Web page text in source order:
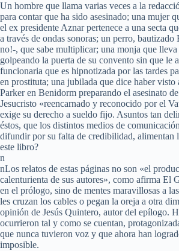
Un hombre que llama varias veces a la
para contar que ha sido asesinado; una mujer
el ex presidente Aznar pertenece a una secta
a través de ondas sonoras; un perro, bautizado
no!-, que sabe multiplicar; una monja que lleva
golpeando la puerta de su convento sin que le
funcionaria que es hipnotizada por las tardes
en prostituta; una jubilada que dice haber visto
Parker en Benidorm preparando el asesinato
Jesucristo «reencarnado y reconocido por el
exige su derecho a sueldo fijo. Asuntos tan
éstos, que los distintos medios de
difundir por su falta de credibilidad, alimentan
este libro?
n
nLos relatos de estas páginas no son «el
calenturienta de sus autores», como afirma El
en el prólogo, sino de mentes maravillosas a
les cruzan los cables o pegan la oreja a otra
opinión de Jesús Quintero, autor del epílogo.
ocurrieron tal y como se cuentan,
que nunca tuvieron voz y que ahora han
imposible.